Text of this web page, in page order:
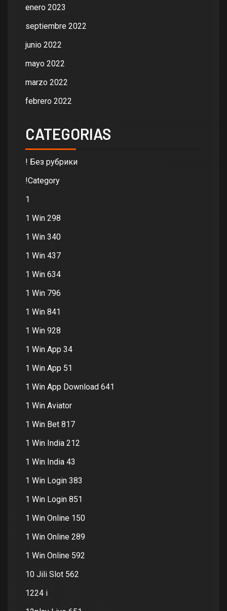
enero 2023
septiembre 2022
junio 2022
mayo 2022
marzo 2022
febrero 2022
CATEGORIAS
! Без рубрики
!Category
1
1 Win 298
1 Win 340
1 Win 437
1 Win 634
1 Win 796
1 Win 841
1 Win 928
1 Win App 34
1 Win App 51
1 Win App Download 641
1 Win Aviator
1 Win Bet 817
1 Win India 212
1 Win India 43
1 Win Login 383
1 Win Login 851
1 Win Online 150
1 Win Online 289
1 Win Online 592
10 Jili Slot 562
1224 i